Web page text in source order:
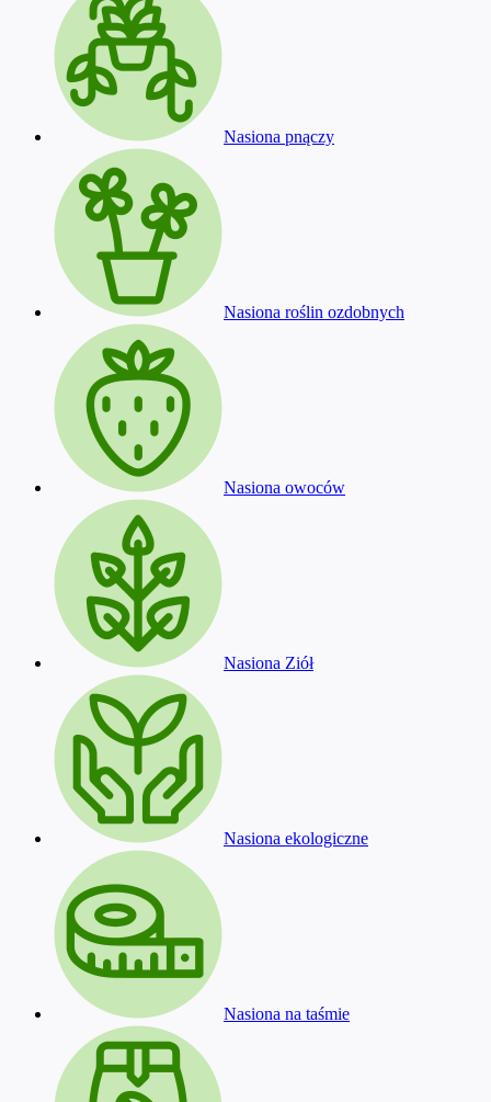
Nasiona pnączy
Nasiona roślin ozdobnych
Nasiona owoców
Nasiona Ziół
Nasiona ekologiczne
Nasiona na taśmie